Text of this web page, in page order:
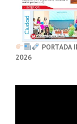
PORTADA
2026